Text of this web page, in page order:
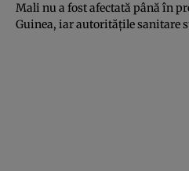
Mali nu a fost afectată până în
Guinea, iar autorităţile sanitare